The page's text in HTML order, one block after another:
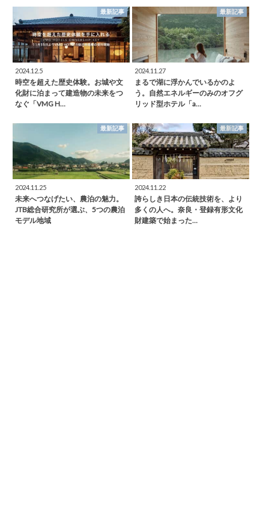
最新記事
2024.12.5
時空を超えた歴史体験。お城や文
化財に泊まって建造物の未来をつ
なぐ「VMG H…
最新記事
2024.11.27
まるで湖に浮かんでいるかのよ
う。自然エネルギーのみのオフグ
リッド型ホテル「a…
最新記事
2024.11.25
未来へつなげたい、農泊の魅力。
JTB総合研究所が選ぶ、5つの農泊
モデル地域
最新記事
2024.11.22
誇らしき日本の伝統技術を、より
多くの人へ。奈良・登録有形文化
財建築で始まった…